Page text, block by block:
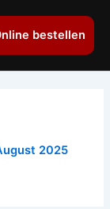
bestellen
2025